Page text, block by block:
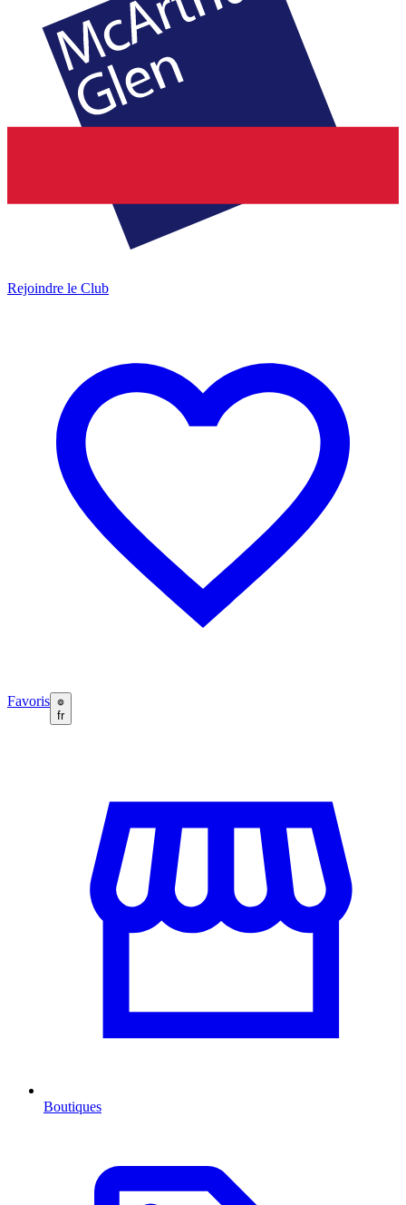
Rejoindre le Club
Favoris
fr
Boutiques